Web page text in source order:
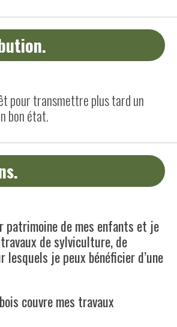
pour transmettre plus tard un
bon état.
patrimoine de mes enfants et je
de sylviculture, de
lesquels je peux bénéficier d’une
couvre mes travaux